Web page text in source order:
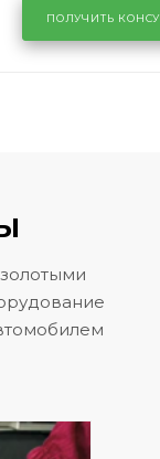
районе
Volkswagen
ПОЛУЧИТЬ